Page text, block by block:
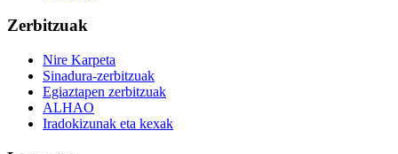
Zerbitzuak
Nire Karpeta
Sinadura-zerbitzuak
Egiaztapen zerbitzuak
ALHAO
Iradokizunak eta kexak